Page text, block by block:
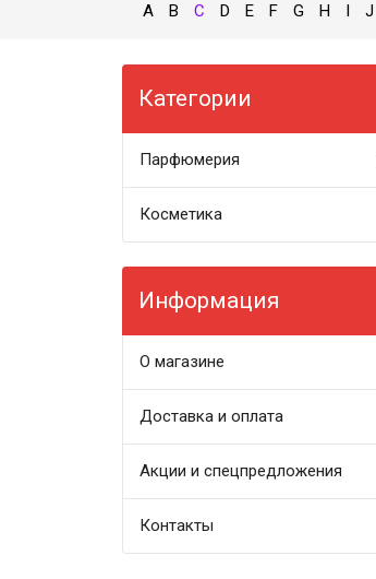
A B C D E F G H I J
Категории
Парфюмерия
Косметика
Информация
О магазине
Доставка и оплата
Акции и спецпредложения
Контакты